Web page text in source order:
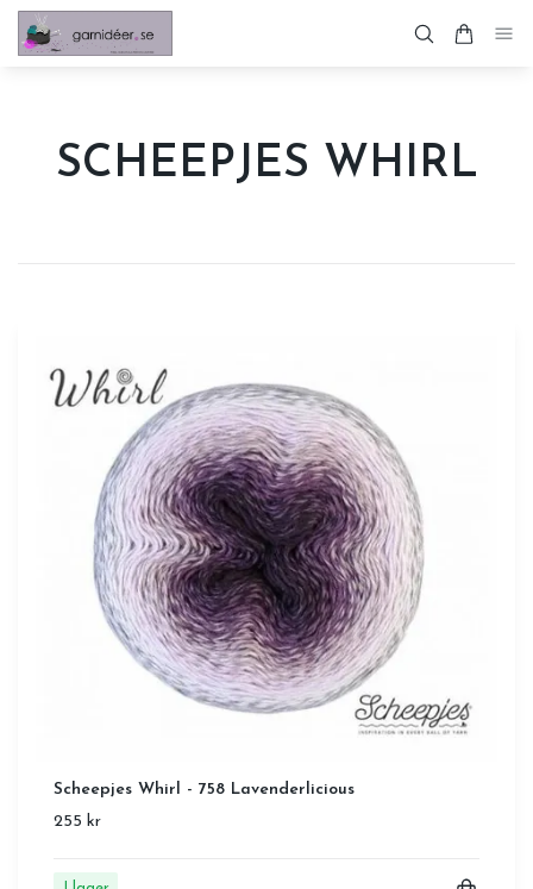
SCHEEPJES WHIRL
Scheepjes Whirl - 758 Lavenderlicious
255 kr